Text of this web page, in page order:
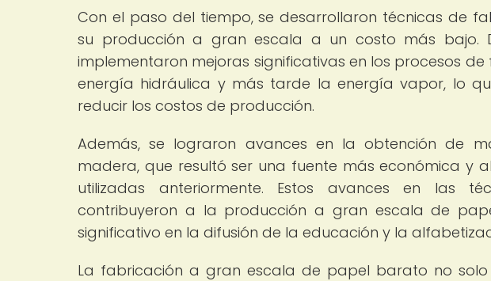
Con el paso del tiempo, se desarrollaron técnicas de
su producción a gran escala a un costo más bajo.
implementaron mejoras significativas en los procesos
energía hidráulica y más tarde la energía vapor, lo
reducir los costos de producción.
Además, se lograron avances en la obtención de
madera, que resultó ser una fuente más económica y
utilizadas anteriormente. Estos avances en las
contribuyeron a la producción a gran escala de
significativo en la difusión de la educación y la
La fabricación a gran escala de papel barato no